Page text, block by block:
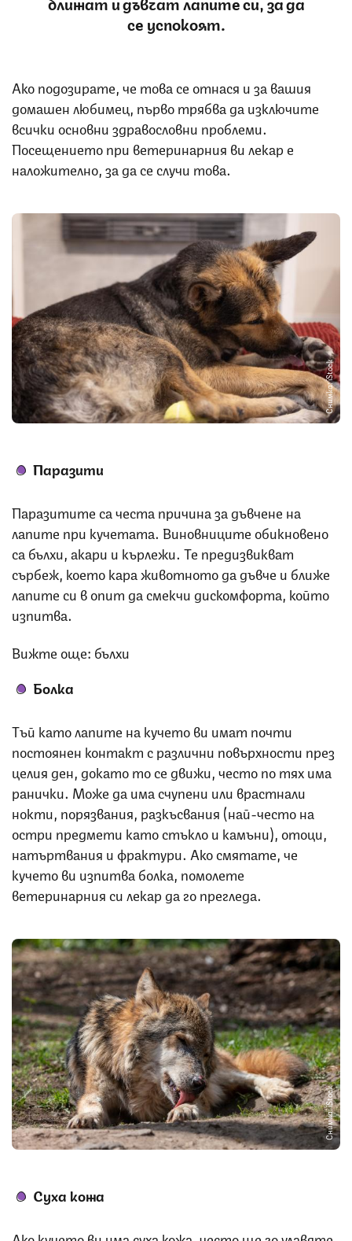
се успокоят.
Ако подозирате, че това се отнася и за вашия
домашен любимец, първо трябва да изключите
всички основни здравословни проблеми.
Посещението при ветеринарния ви лекар е
наложително, за да се случи това.
Снимка: iStock
Паразити
Паразитите са честа причина за дъвчене на
лапите при кучетата. Виновниците обикновено
са бълхи, акари и кърлежи. Те предизвикват
сърбеж, което кара животното да дъвче и ближе
лапите си в опит да смекчи дискомфорта, който
изпитва.
Вижте още: бълхи
Болка
Тъй като лапите на кучето ви имат почти
постоянен контакт с различни повърхности през
целия ден, докато то се движи, често по тях има
ранички. Може да има счупени или врастнали
нокти, порязвания, разкъсвания (най-често на
остри предмети като стъкло и камъни), отоци,
натъртвания и фрактури. Ако смятате, че
кучето ви изпитва болка, помолете
ветеринарния си лекар да го прегледа.
Снимка: iStock
Суха кожа